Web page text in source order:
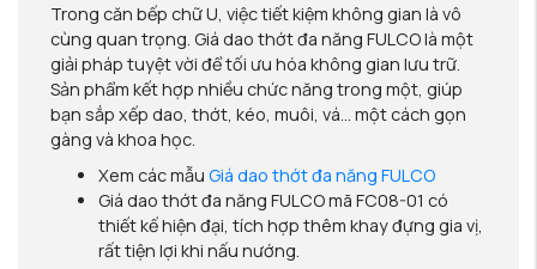
Trong căn bếp chữ U, việc tiết kiệm không gian là vô
cùng quan trọng. Giá dao thớt đa năng FULCO là một
giải pháp tuyệt vời để tối ưu hóa không gian lưu trữ.
Sản phẩm kết hợp nhiều chức năng trong một, giúp
bạn sắp xếp dao, thớt, kéo, muôi, vá... một cách gọn
gàng và khoa học.
Xem các mẫu Giá dao thớt đa năng FULCO
Giá dao thớt đa năng FULCO mã FC08-01 có
thiết kế hiện đại, tích hợp thêm khay đựng gia vị,
rất tiện lợi khi nấu nướng.